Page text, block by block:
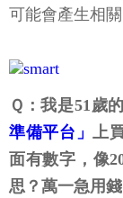
可能會產生相
Ｑ：我是51歲
準備平台」上
面有數字，像
思？萬一急用